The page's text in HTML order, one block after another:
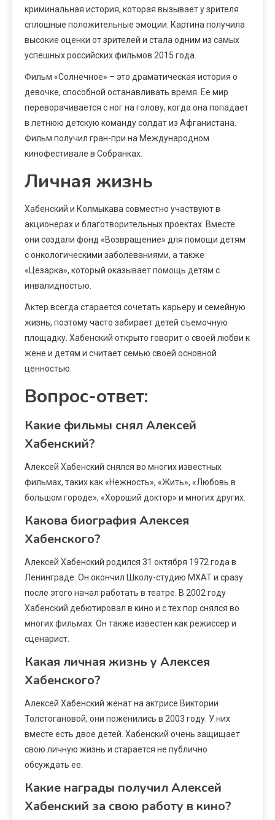
криминальная история, которая вызывает у зрителя
сплошные положительные эмоции. Картина получила
высокие оценки от зрителей и стала одним из самых
успешных российских фильмов 2015 года.
Фильм «Солнечное» – это драматическая история о
девочке, способной останавливать время. Ее мир
переворачивается с ног на голову, когда она попадает
в летнюю детскую команду солдат из Афганистана.
Фильм получил гран-при на Международном
кинофестивале в Собранках.
Личная жизнь
Хабенский и Колмыкава совместно участвуют в
акционерах и благотворительных проектах. Вместе
они создали фонд «Возвращение» для помощи детям
с онкологическими заболеваниями, а также
«Цезарка», который оказывает помощь детям с
инвалидностью.
Актер всегда старается сочетать карьеру и семейную
жизнь, поэтому часто забирает детей съемочную
площадку. Хабенский открыто говорит о своей любви к
жене и детям и считает семью своей основной
ценностью.
Вопрос-ответ:
Какие фильмы снял Алексей
Хабенский?
Алексей Хабенский снялся во многих известных
фильмах, таких как «Нежность», «Жить», «Любовь в
большом городе», «Хороший доктор» и многих других.
Какова биография Алексея
Хабенского?
Алексей Хабенский родился 31 октября 1972 года в
Ленинграде. Он окончил Школу-студию МХАТ и сразу
после этого начал работать в театре. В 2002 году
Хабенский дебютировал в кино и с тех пор снялся во
многих фильмах. Он также известен как режиссер и
сценарист.
Какая личная жизнь у Алексея
Хабенского?
Алексей Хабенский женат на актрисе Виктории
Толстогановой, они поженились в 2003 году. У них
вместе есть двое детей. Хабенский очень защищает
свою личную жизнь и старается не публично
обсуждать ее.
Какие награды получил Алексей
Хабенский за свою работу в кино?